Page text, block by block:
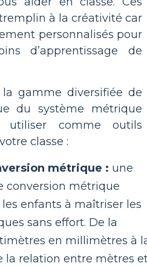
à la créativité car
personnalisés pour
d’apprentissage de
gamme diversifiée de
du système métrique
utiliser comme outils
classe :
métrique : une
conversion métrique
enfants à maîtriser les
sans effort. De la
en millimètres à
la relation entre mètres